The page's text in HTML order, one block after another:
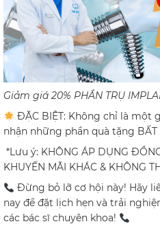
Giảm giá 20% PHẦN TRỤ
ĐẶC BIỆT: Không chỉ là một
nhận những phần quà tặng BẤT
*Lưu ý: KHÔNG ÁP DỤNG
KHUYẾN MÃI KHÁC & KHÔNG
Đừng bỏ lỡ cơ hội này! Hãy
nay để đặt lịch hẹn và trải
các bác sĩ chuyên khoa!